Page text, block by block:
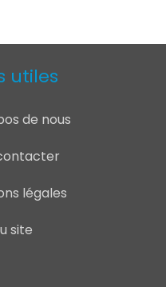
utiles
de nous
légales
site